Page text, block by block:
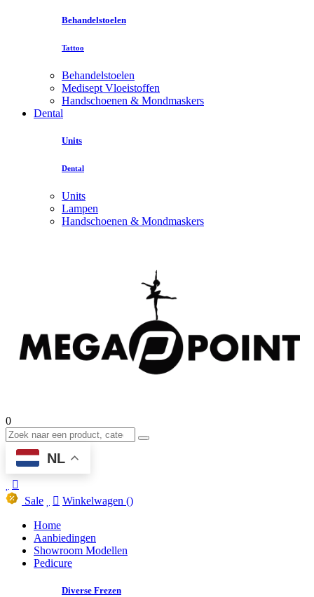
Behandelstoelen
Tattoo
Behandelstoelen
Medisept Vloeistoffen
Handschoenen & Mondmaskers
Dental
Units
Dental
Units
Lampen
Handschoenen & Mondmaskers
0
NL
Sale Winkelwagen ()
Home
Aanbiedingen
Showroom Modellen
Pedicure
Diverse Frezen